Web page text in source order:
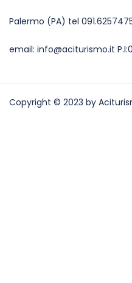
Palermo (PA) tel
email: info@aciturismo.it
Copyright © 2023 by